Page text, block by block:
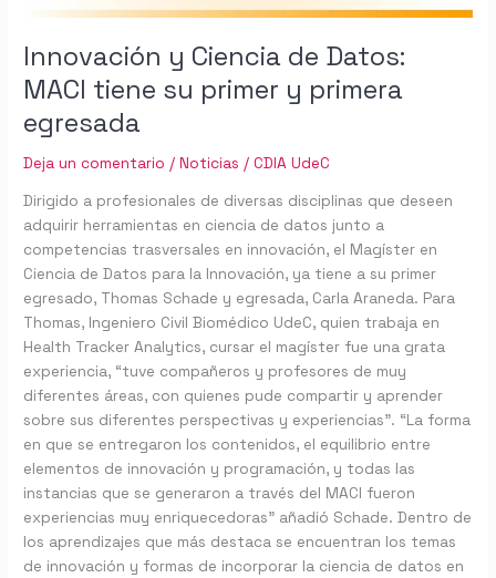
Innovación y Ciencia de Datos:
MACI tiene su primer y primera
egresada
Deja un comentario /Noticias /CDIA UdeC
Dirigido a profesionales de diversas disciplinas que deseen
adquirir herramientas en ciencia de datos junto a
competencias trasversales en innovación, el Magíster en
Ciencia de Datos para la Innovación, ya tiene a su primer
egresado, Thomas Schade y egresada, Carla Araneda. Para
Thomas, Ingeniero Civil Biomédico UdeC, quien trabaja en
Health Tracker Analytics, cursar el magíster fue una grata
experiencia, “tuve compañeros y profesores de muy
diferentes áreas, con quienes pude compartir y aprender
sobre sus diferentes perspectivas y experiencias”. “La forma
en que se entregaron los contenidos, el equilibrio entre
elementos de innovación y programación, y todas las
instancias que se generaron a través del MACI fueron
experiencias muy enriquecedoras” añadió Schade. Dentro de
los aprendizajes que más destaca se encuentran los temas
de innovación y formas de incorporar la ciencia de datos en
primera
egresada